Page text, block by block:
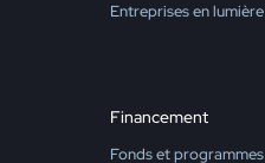
Entreprises en lumière
Financement
Fonds et programmes